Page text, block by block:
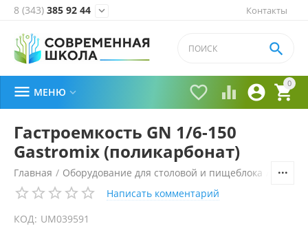
Контакты
8 (343) 385 92 44 
0


 

 МЕНЮ 
Гастроемкость GN 1/6-150
Gastromix (поликарбонат)
Главная / Оборудование для столовой и пищеблока
Написать комментарий
КОД: UM039591